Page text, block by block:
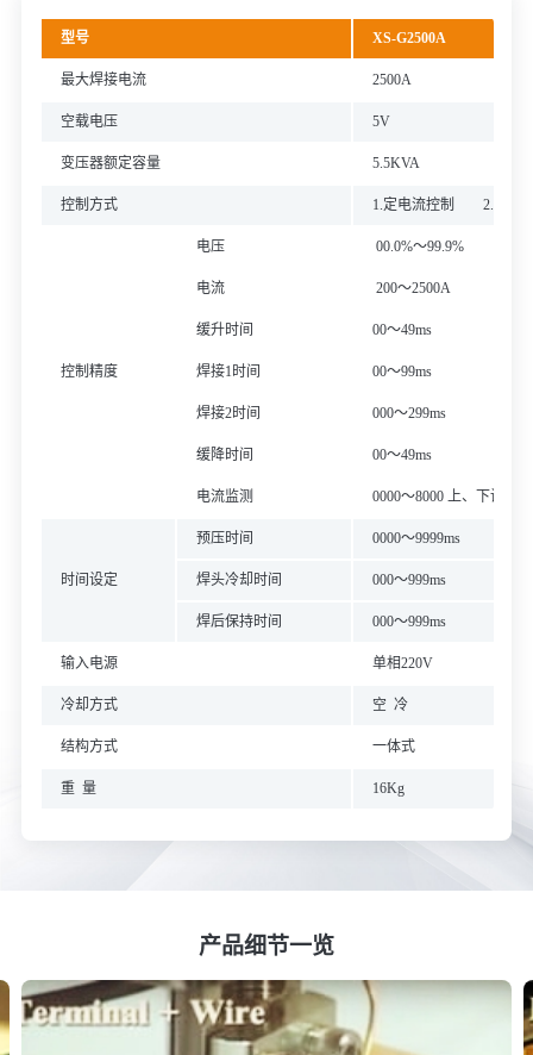
型号 XS-G2500A
最大焊接电流 2500A
空载电压 5V
变压器额定容量 5.5KVA
控制方式 1.定电流控制 2.定电
控制精度
电压 00.0%～99.9%
电流 200～2500A
缓升时间 00～49ms
焊接1时间 00～99ms
焊接2时间 000～299ms
缓降时间 00～49ms
电流监测 0000～8000 上、下设定
时间设定
预压时间 0000～9999ms
焊头冷却时间 000～999ms
焊后保持时间 000～999ms
输入电源 单相220V
冷却方式 空 冷
结构方式 一体式
重 量 16Kg
产品细节一览